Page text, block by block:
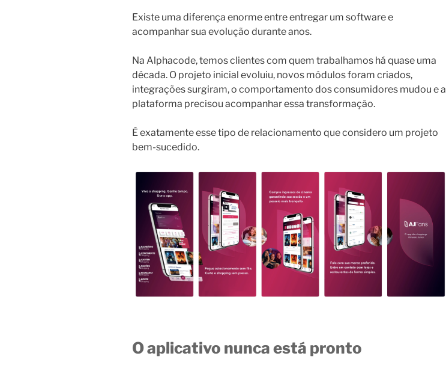
Existe uma diferença enorme entre entregar um software e
acompanhar sua evolução durante anos.
Na Alphacode, temos clientes com quem trabalhamos há quase uma
década. O projeto inicial evoluiu, novos módulos foram criados,
integrações surgiram, o comportamento dos consumidores mudou e a
plataforma precisou acompanhar essa transformação.
É exatamente esse tipo de relacionamento que considero um projeto
bem-sucedido.
O aplicativo nunca está pronto